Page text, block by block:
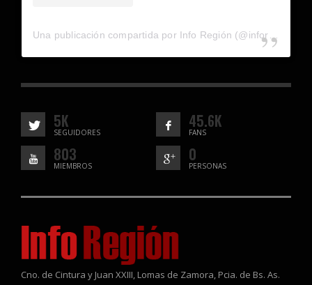
5K
SEGUIDORES
45.6K
FANS
803
MIEMBROS
0
PERSONAS
Cno. de Cintura y Juan XXIII, Lomas de Zamora, Pcia. de Bs. As.